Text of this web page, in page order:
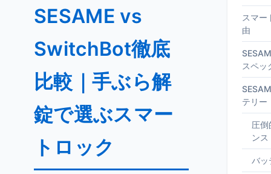
SESAME vs
SwitchBot徹底
比較｜手ぶら解
錠で選ぶスマー
トロック
スマー
由
スペッ
テリー
圧倒
ンス
バッ